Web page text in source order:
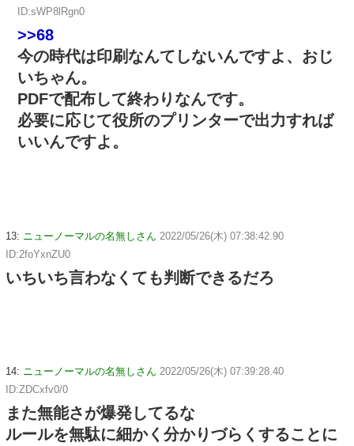
ID:sWP8lRgn0
>>68
今の時代は印刷なんてしないんですよ、おじ
いちゃん。
PDFで配布して終わりなんです。
必要に応じて役所のプリンターで出力すれば
いいんですよ。
13: ニューノーマルの名無しさん 2022/05/26(木) 07:38:42.90
ID:2foYxnZU0
いちいち言わなくても判断できるだろ
14: ニューノーマルの名無しさん 2022/05/26(木) 07:39:28.40
ID:ZDCxfv0/0
また無能さが爆発してるな
ルールを無駄に細かく分かりづらくすることに